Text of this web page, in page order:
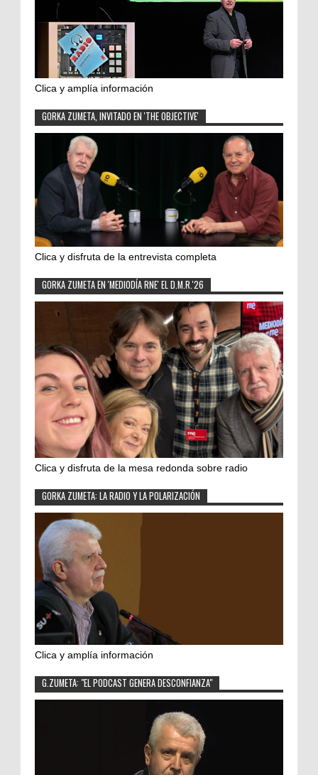
Clica y amplía información
GORKA ZUMETA, INVITADO EN 'THE OBJECTIVE'
Clica y disfruta de la entrevista completa
GORKA ZUMETA EN 'MEDIODÍA RNE' EL D.M.R.'26
Clica y disfruta de la mesa redonda sobre radio
GORKA ZUMETA: LA RADIO Y LA POLARIZACIÓN
Clica y amplía información
G.ZUMETA: "EL PODCAST GENERA DESCONFIANZA"